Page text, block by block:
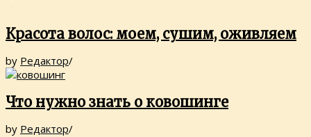
Красота волос: моем, сушим, оживляем
by Редактор/
Что нужно знать о ковошинге
by Редактор/